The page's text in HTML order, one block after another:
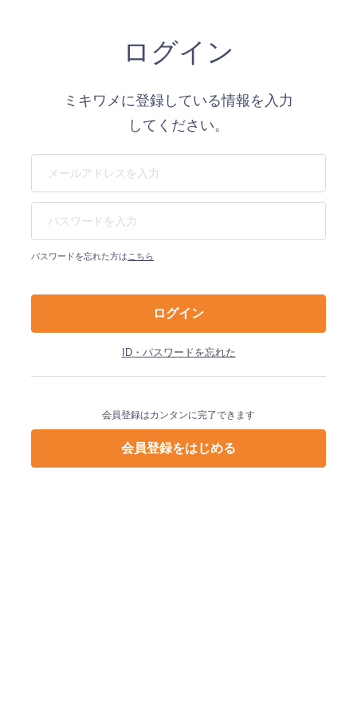
ログイン
ミキワメに登録している情報を入力
してください。
パスワードを忘れた方は こちら
ID・パスワードを忘れた
会員登録はカンタンに完了できます
会員登録をはじめる